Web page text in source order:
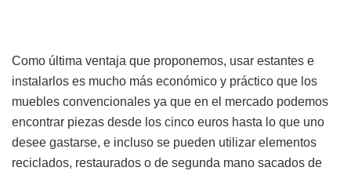
Como última ventaja que proponemos, usar estantes e
instalarlos es mucho más económico y práctico que los
muebles convencionales ya que en el mercado podemos
encontrar piezas desde los cinco euros hasta lo que uno
desee gastarse, e incluso se pueden utilizar elementos
reciclados, restaurados o de segunda mano sacados de